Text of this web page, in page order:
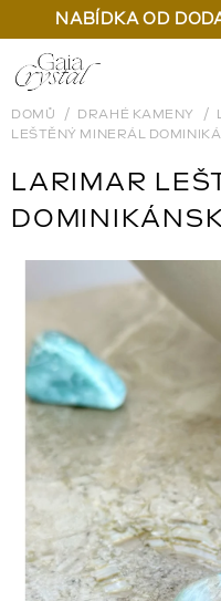
NABÍDKA OD
Přejít
na
obsah
DOMŮ DRAHÉ KAMENY
LEŠTĚNÝ MINERÁL
LARIMAR